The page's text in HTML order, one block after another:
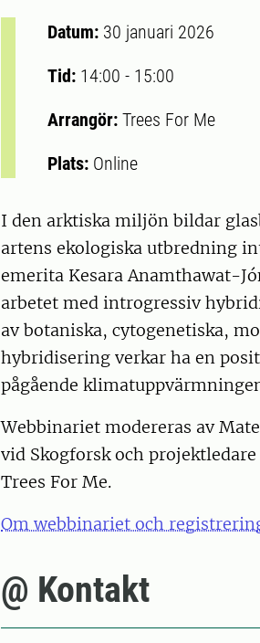
Datum: 30 januari 2026
Tid: 14:00 - 15:00
Arrangör: Trees For Me
Plats: Online
I den arktiska miljön bildar
artens ekologiska utbredning
emerita Kesara Anamthawat-
arbetet med introgressiv
av botaniska, cytogenetiska,
hybridisering verkar ha en
pågående
Webbinariet modereras av
vid Skogforsk och
Trees For Me.
Om webbinariet och
@ Kontakt